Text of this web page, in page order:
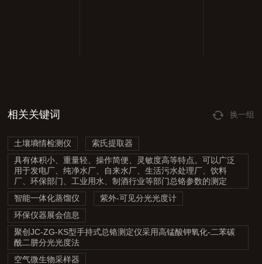
相关关键词 换一组
土壤墒情检测仪
索氏提取器
具有体积小、重量轻、操作简便、灵敏度高等特点。可以广泛
用于发电厂、纯净水厂、自来水厂、生活污水处理厂、饮料
厂、环保部门、工业用水、制酒行业等部门总铬参数的测定
智能一体化蒸馏仪
紫外-可见分光光度计
环保仪器展会信息
聚创JC-ZG-KS型手持式总铬测定仪采用高锰酸钾氧化-二苯碳
酰二肼分光光度法
空气微生物采样器